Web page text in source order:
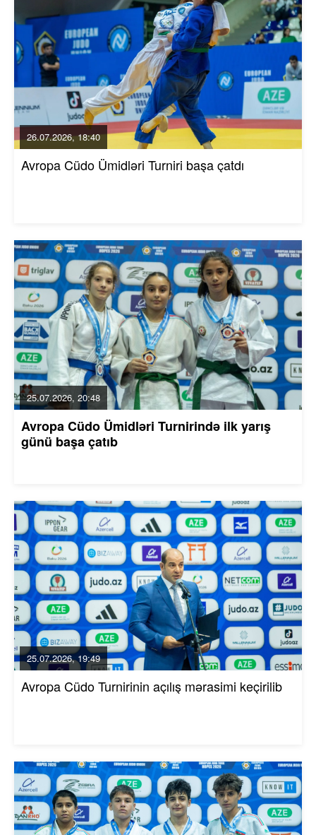
26.07.2026, 18:40
Avropa Cüdo Ümidləri Turniri başa çatdı
25.07.2026, 20:48
Avropa Cüdo Ümidləri Turnirində ilk yarış
günü başa çatıb
25.07.2026, 19:49
Avropa Cüdo Turnirinin açılış mərasimi keçirilib